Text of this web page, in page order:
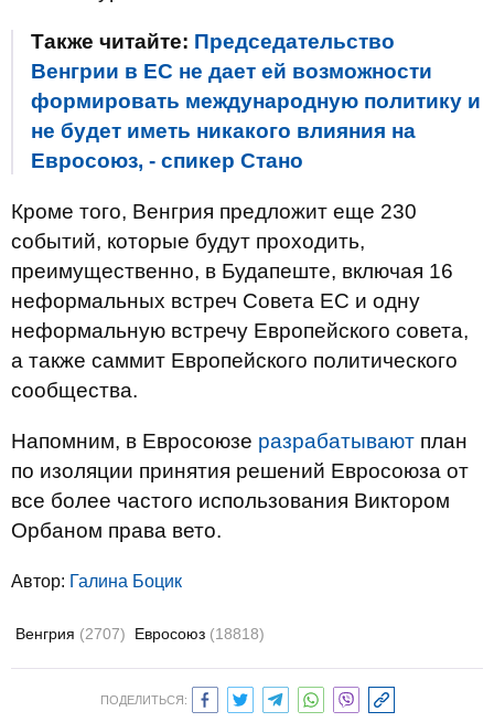
Также читайте: Председательство
Венгрии в ЕС не дает ей возможности
формировать международную политику и
не будет иметь никакого влияния на
Евросоюз, - спикер Стано
Кроме того, Венгрия предложит еще 230
событий, которые будут проходить,
преимущественно, в Будапеште, включая 16
неформальных встреч Совета ЕС и одну
неформальную встречу Европейского совета,
а также саммит Европейского политического
сообщества.
Напомним, в Евросоюзе разрабатывают план
по изоляции принятия решений Евросоюза от
все более частого использования Виктором
Орбаном права вето.
Автор: Галина Боцик
Венгрия (2707) Евросоюз (18818)
ПОДЕЛИТЬСЯ: